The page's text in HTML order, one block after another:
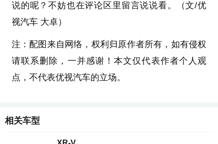
说的呢？不妨也在评论区里留言说说看。（文/优
视汽车 大卓）
注：配图来自网络，权利归原作者所有，如有侵权
请联系删除，一并感谢！本文仅代表作者个人观
点，不代表优视汽车的立场。
相关车型